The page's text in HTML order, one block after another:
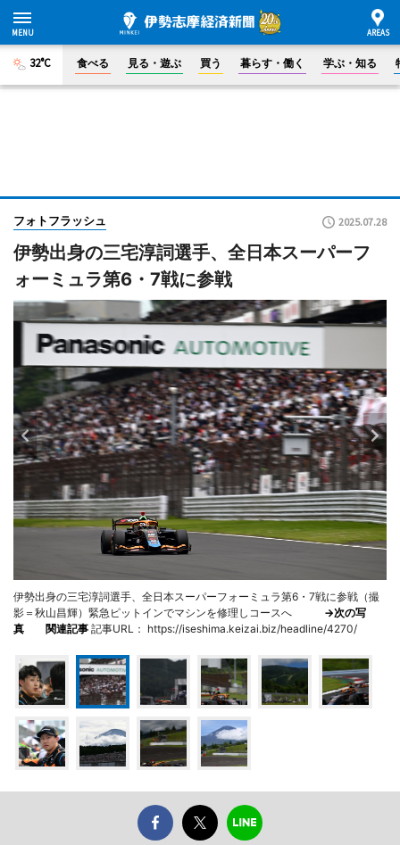
32°C 食べる 見る・遊ぶ 買う 暮らす・働く 学ぶ・知る
フォトフラッシュ 2025.07.28
伊勢出身の三宅淳詞選手、全日本スーパーフ
ォーミュラ第6・7戦に参戦
伊勢出身の三宅淳詞選手、全日本スーパーフォーミュラ第6・7戦に参戦（撮
影＝秋山昌輝）緊急ピットインでマシンを修理しコースへ →次の写
真
関連記事 記事URL： https://iseshima.keizai.biz/headline/4270/